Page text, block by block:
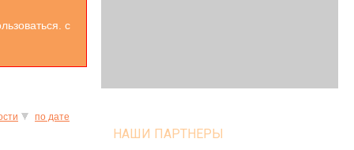
с
по дате
НАШИ ПАРТНЕРЫ